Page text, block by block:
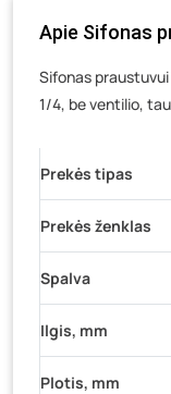
Veteranų g.
Baravykų g.
Vilniaus g.
K.
Šaltupės g.
Apie Sifonas
Sifonas praustuvui
1/4, be ventilio,
Prekės tipas
Prekės ženklas
Spalva
Ilgis, mm
Plotis, mm